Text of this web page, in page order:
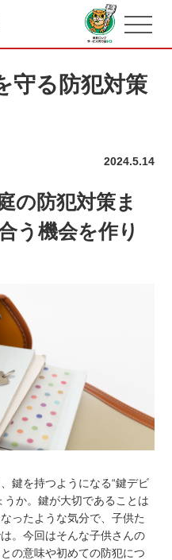
守る防犯対策
2024.5.14
の防犯対策ま
う機会を作り
鍵を持つようになる“鍵デビ
うか。鍵が大切であることは
ったような気分で、子供た
。今回はそんな子供さんの
の意味や初めての防犯につ